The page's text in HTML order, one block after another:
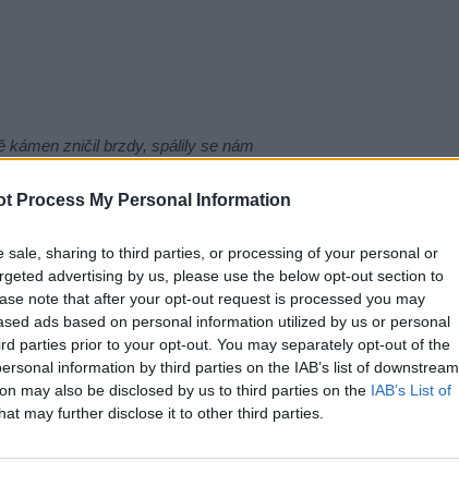
Process My Personal Information
sale, sharing to third parties, or processing of your personal or
advertising by us, please use the below opt-out section to
note that after your opt-out request is processed you may
ads based on personal information utilized by us or personal
parties prior to your opt-out. You may separately opt-out of the
information by third parties on the IAB’s list of downstream
may also be disclosed by us to third parties on the IAB’s List of
may further disclose it to other third parties.
kámen zničil brzdy, spálily se nám
zapadli do bahna. To byly obtížné
jsme věděli, že musíme dál jet naplno
letos splnili slib, když ještě před startem
dlouhé a extrémně rozbité etapy
i počasí, které znesnadňovalo zdolání
Neplánovaně proběhly dokonce dvě
soutěž a už nejde jen o to bod nějak
že v rámci navigace je jeden
klid, který si v kabině dokázala
a pokud bychom ztráceli nervy, třeba